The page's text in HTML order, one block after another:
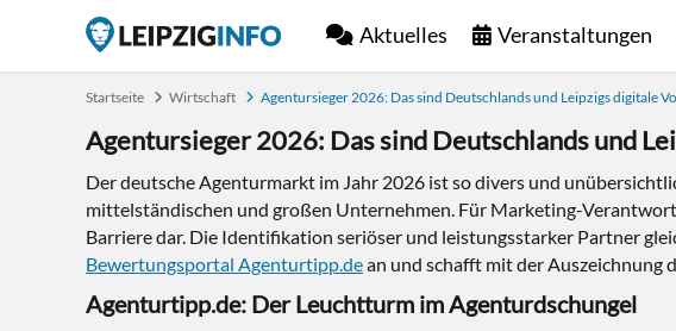
Aktuelles Veranstaltungen
Startseite Wirtschaft Agentursieger 2026: Das sind Deutschlands und Leipzigs digitale
Agentursieger 2026: Das sind Deutschlands und
Der deutsche Agenturmarkt im Jahr 2026 ist so divers und
mittelständischen und großen Unternehmen. Für Marketing-
Barriere dar. Die Identifikation seriöser und leistungsstarker Partner
Bewertungsportal Agenturtipp.dean und schafft mit der Auszeichnung
Agenturtipp.de: Der Leuchtturm im Agenturdschungel